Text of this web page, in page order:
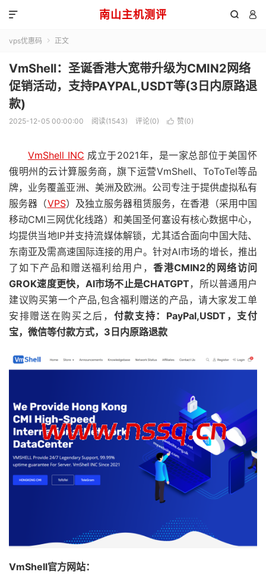
南山主机测评  

vps优惠码  正文
VmShell：圣诞香港大宽带升级为CMIN2网络
促销活动，支持PAYPAL,USDT等(3日内原路退
款)
2025-12-05 00:00:00 阅读(1543) 评论(0)  赞(0)
VmShell INC 成立于2021年，是一家总部位于美国怀
俄明州的云计算服务商，旗下运营VmShell、ToToTel等品
牌，业务覆盖亚洲、美洲及欧洲。公司专注于提供虚拟私有
服务器（VPS）及独立服务器租赁服务，在香港（采用中国
移动CMI三网优化线路）和美国圣何塞设有核心数据中心，
均提供当地IP并支持流媒体解锁，尤其适合面向中国大陆、
东南亚及需高速国际连接的用户。针对AI市场的增长，推出
了如下产品和赠送福利给用户，香港CMIN2的网络访问
GROK速度更快，AI市场不止是CHATGPT，所以普通用户
建议购买第一个产品,包含福利赠送的产品，请大家发工单
安排赠送在购买之后， 付款支持：PayPal,USDT，支付
宝，微信等付款方式，3日内原路退款
VmShell官方网站：